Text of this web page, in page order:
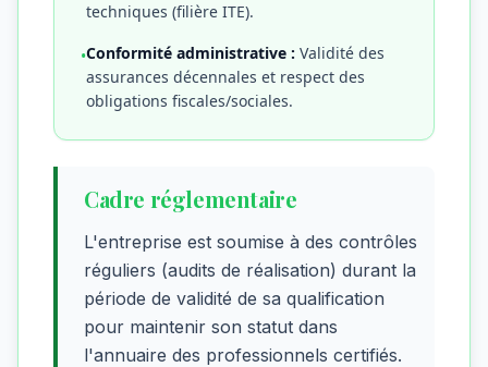
techniques (filière ITE).
•Conformité administrative : Validité des
assurances décennales et respect des
obligations fiscales/sociales.
Cadre réglementaire
L'entreprise est soumise à des contrôles
réguliers (audits de réalisation) durant la
période de validité de sa qualification
pour maintenir son statut dans
l'annuaire des professionnels certifiés.